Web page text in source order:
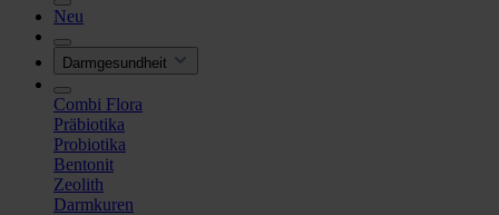
Neu
Darmgesundheit
Combi Flora
Präbiotika
Probiotika
Bentonit
Zeolith
Darmkuren